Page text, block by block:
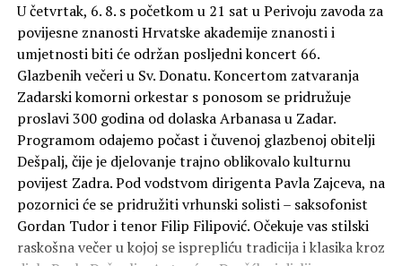
TVORNICA SNOVA I
SRIJEDA, 24. 07. | 10:00 | CRKVA SV. NIKOLE | ULAZ
SLOBODAN
Glazbena radionica za djecu
FLAM-a duo, udaraljke
Maleni kutak pod nazivom Tvornica snova namijenjen je
najmlađima ali i svima zainteresiranima da se kroz
kratke, neformalne radionice upoznaju s gostujućim
umjetnicima i njihovim instrumentima.
Flam-a Duo osnovali su Talijan Francesco Mazzoleni i
U četvrtak, 6. 8. s početkom u 21 sat u Perivoju zavoda za
povijesne znanosti Hrvatske akademije znanosti i
umjetnosti biti će održan posljedni koncert 66.
Glazbenih večeri u Sv. Donatu. Koncertom zatvaranja
Zadarski komorni orkestar s ponosom se pridružuje
proslavi 300 godina od dolaska Arbanasa u Zadar.
Programom odajemo počast i čuvenoj glazbenoj obitelji
Dešpalj, čije je djelovanje trajno oblikovalo kulturnu
povijest Zadra. Pod vodstvom dirigenta Pavla Zajceva, na
pozornici će se pridružiti vrhunski solisti – saksofonist
Gordan Tudor i tenor Filip Filipović. Očekuje vas stilski
raskošna večer u kojoj se isprepliću tradicija i klasika kroz